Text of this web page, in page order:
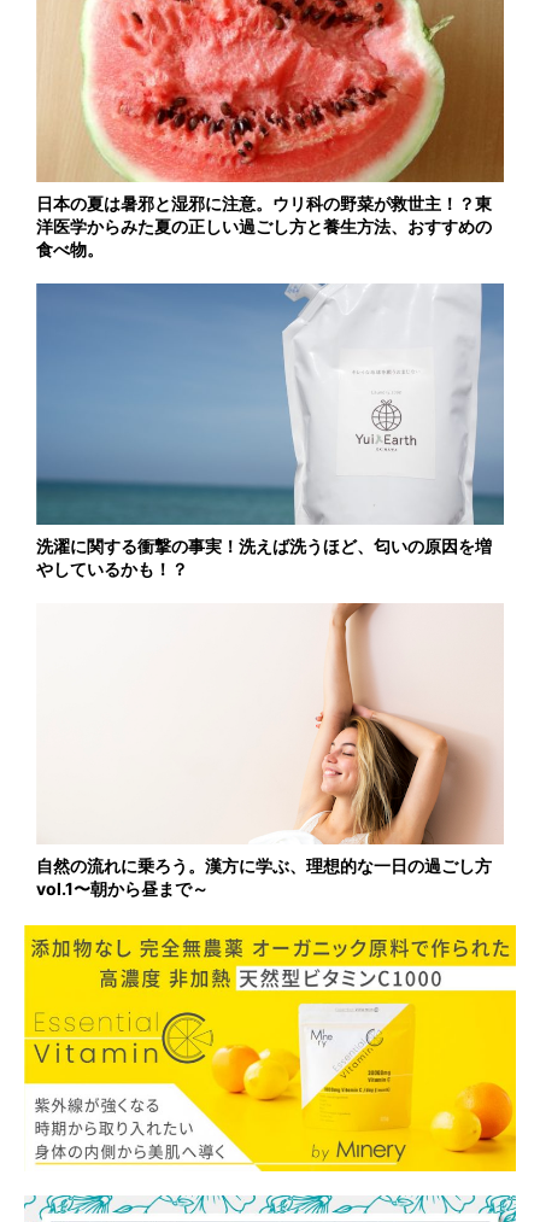
日本の夏は暑邪と湿邪に注意。ウリ科の野菜が救世主！？東
洋医学からみた夏の正しい過ごし方と養生方法、おすすめの
食べ物。
洗濯に関する衝撃の事実！洗えば洗うほど、匂いの原因を増
やしているかも！？
自然の流れに乗ろう。漢方に学ぶ、理想的な一日の過ごし方
vol.1〜朝から昼まで～